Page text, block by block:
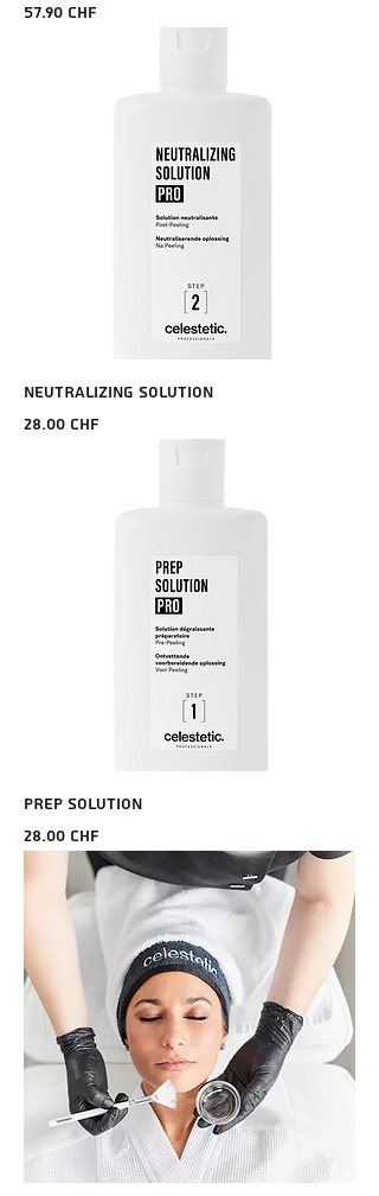
Prix
57.90 CHF
NEUTRALIZING SOLUTION
Prix
28.00 CHF
PREP SOLUTION
Prix
28.00 CHF